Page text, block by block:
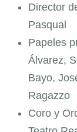
Director
Pasqual
Papeles
Álvarez,
Bayo,
Ragazzo
Coro y